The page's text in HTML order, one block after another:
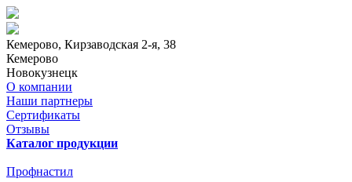
Кемерово, Кирзаводская 2-я, 38
Кемерово
Новокузнецк
О компании
Наши партнеры
Сертификаты
Отзывы
Каталог продукции
Профнастил